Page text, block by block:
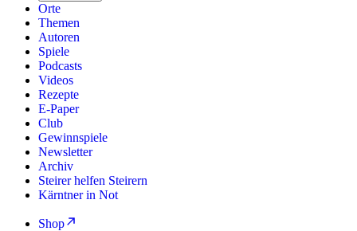
Orte
Themen
Autoren
Spiele
Podcasts
Videos
Rezepte
E-Paper
Club
Gewinnspiele
Newsletter
Archiv
Steirer helfen Steirern
Kärntner in Not
Shop